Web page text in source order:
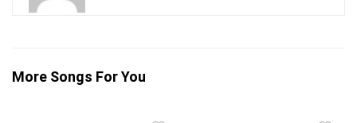
More Songs For You